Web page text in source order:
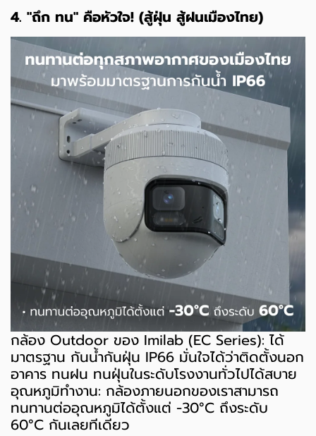
4. "ถึก ทน" คือหัวใจ! (สู้ฝุ่น สู้ฝนเมืองไทย)
กล้อง Outdoor ของ Imilab (EC Series): ได้
มาตรฐาน กันน้ำกันฝุ่น IP66 มั่นใจได้ว่าติดตั้งนอก
อาคาร ทนฝน ทนฝุ่นในระดับโรงงานทั่วไปได้สบาย
อุณหภูมิทำงาน: กล้องภายนอกของเราสามารถ
ทนทานต่ออุณหภูมิได้ตั้งแต่ -30°C ถึงระดับ
60°C กันเลยทีเดียว